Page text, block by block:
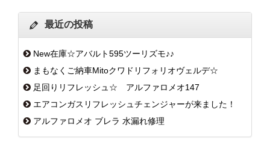
最近の投稿
New在庫☆アバルト595ツーリズモ♪♪
まもなくご納車Mitoクワドリフォリオヴェルデ☆
足回りリフレッシュ☆ アルファロメオ147
エアコンガスリフレッシュチェンジャーが来ました！
アルファロメオ ブレラ 水漏れ修理